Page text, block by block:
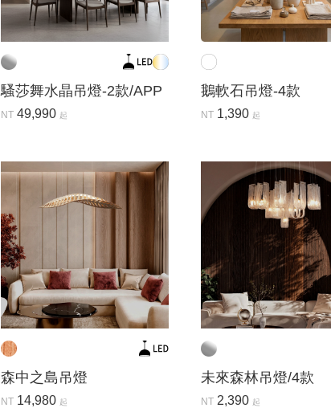
騷莎舞水晶吊燈-2款/APP
NT 49,990 起
鵝軟石吊燈-4款
NT1,390 起
森中之島吊燈
NT 14,980 起
未來森林吊燈/4款
NT2,390 起